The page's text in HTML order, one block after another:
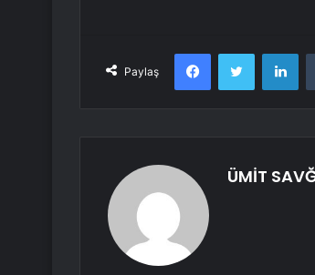
Paylaş
FacebookTwitter
ÜMİT